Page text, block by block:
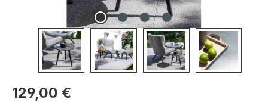
Regulärer Preis:
129,00 €